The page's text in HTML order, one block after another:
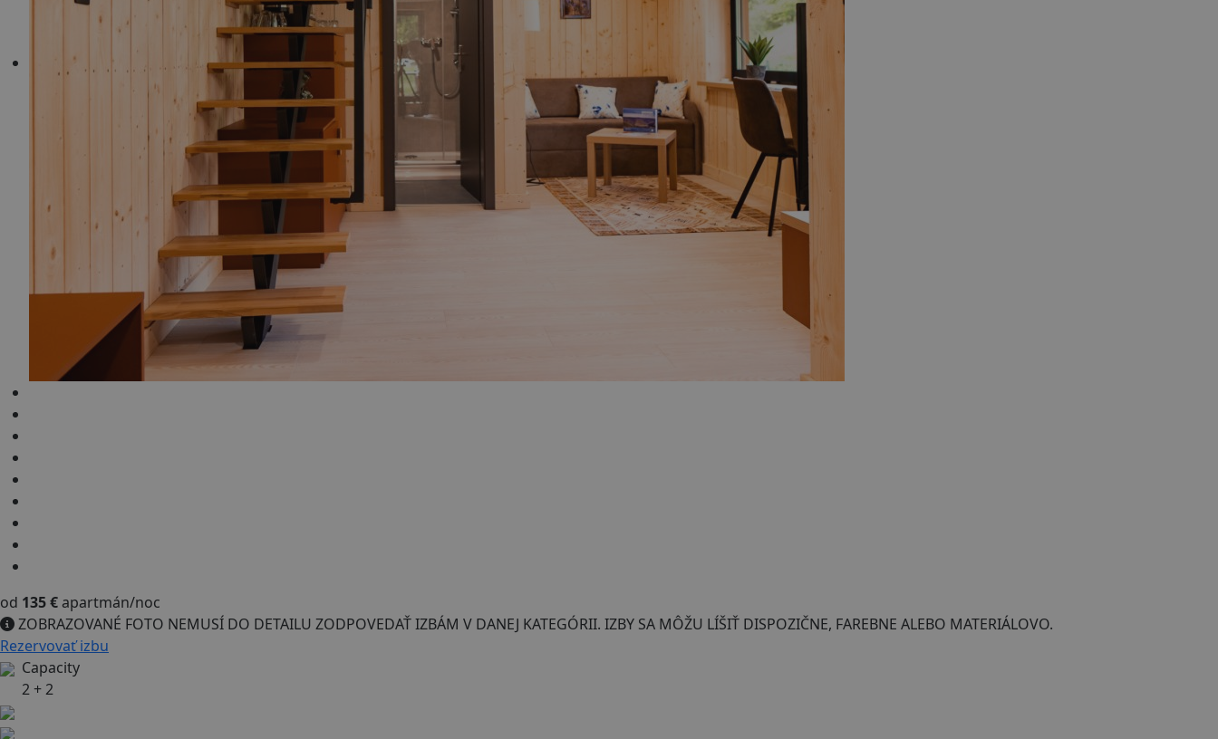
od 135 €apartmán/noc
ZOBRAZOVANÉ FOTO NEMUSÍ DO DETAILU ZODPOVEDAŤ IZBÁM V DANEJ KATEGÓRII. IZBY SA MÔŽU LÍŠIŤ DISPOZIČNE, FAREBNE ALEBO MATERIÁLOVO.
Rezervovať izbu
Capacity
2 + 2